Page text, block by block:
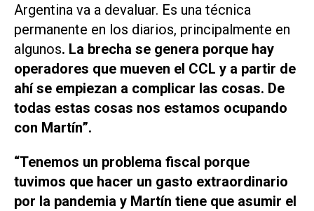
Argentina va a devaluar. Es una técnica
permanente en los diarios, principalmente en
algunos. La brecha se genera porque hay
operadores que mueven el CCL y a partir de
ahí se empiezan a complicar las cosas. De
todas estas cosas nos estamos ocupando
con Martín”.
“Tenemos un problema fiscal porque
tuvimos que hacer un gasto extraordinario
por la pandemia y Martín tiene que asumir el